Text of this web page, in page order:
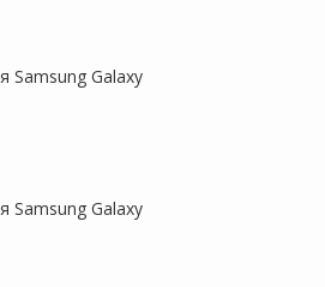
Samsung Galaxy
Samsung Galaxy